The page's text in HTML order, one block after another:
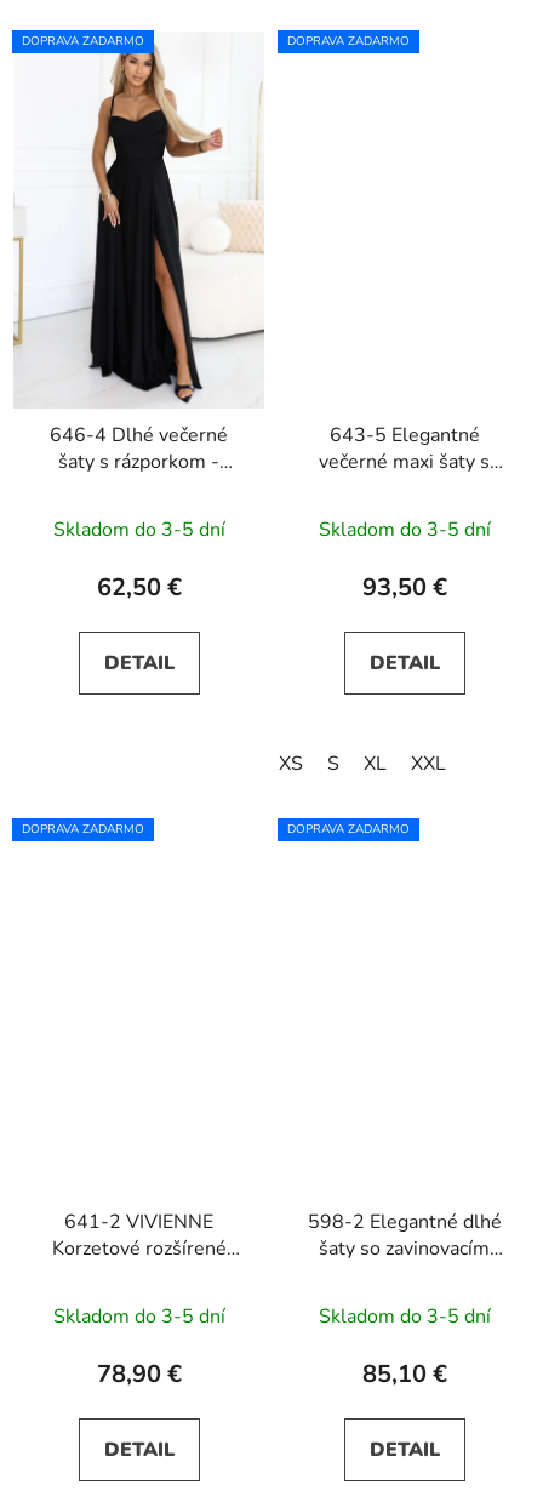
DOPRAVA ZADARMO
646-4 Dlhé večerné
šaty s rázporkom -
Skladom do 3-5 dní
62,50 €
DETAIL
DOPRAVA ZADARMO
643-5 Elegantné
večerné maxi šaty s
maslová žltá
Skladom do 3-5 dní
93,50 €
DETAIL
XS S XL XXL
DOPRAVA ZADARMO
641-2 VIVIENNE
Korzetové rozšírené
Skladom do 3-5 dní
78,90 €
DETAIL
DOPRAVA ZADARMO
598-2 Elegantné dlhé
šaty so zavinovacím
zelené s trblietkami
Skladom do 3-5 dní
85,10 €
DETAIL